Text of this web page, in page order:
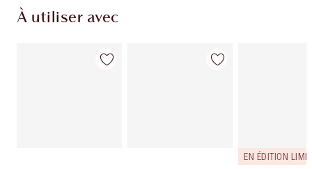
À utiliser avec
EN ÉDITION